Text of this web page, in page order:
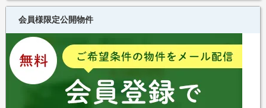
会員様限定公開物件